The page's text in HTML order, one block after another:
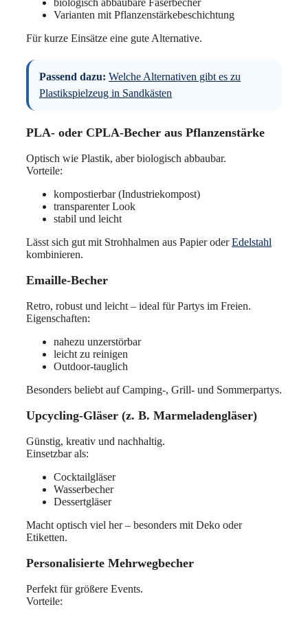
biologisch abbaubare Faserbecher
Varianten mit Pflanzenstärkebeschichtung
Für kurze Einsätze eine gute Alternative.
Passend dazu: Welche Alternativen gibt es zu
Plastikspielzeug in Sandkästen
PLA- oder CPLA-Becher aus Pflanzenstärke
Optisch wie Plastik, aber biologisch abbaubar.
Vorteile:
kompostierbar (Industriekompost)
transparenter Look
stabil und leicht
Lässt sich gut mit Strohhalmen aus Papier oderEdelstahl
kombinieren.
Emaille-Becher
Retro, robust und leicht – ideal für Partys im Freien.
Eigenschaften:
nahezu unzerstörbar
leicht zu reinigen
Outdoor-tauglich
Besonders beliebt auf Camping-, Grill- und Sommerpartys.
Upcycling-Gläser (z. B. Marmeladengläser)
Günstig, kreativ und nachhaltig.
Einsetzbar als:
Cocktailgläser
Wasserbecher
Dessertgläser
Macht optisch viel her – besonders mit Deko oder
Etiketten.
Personalisierte Mehrwegbecher
Perfekt für größere Events.
Vorteile: